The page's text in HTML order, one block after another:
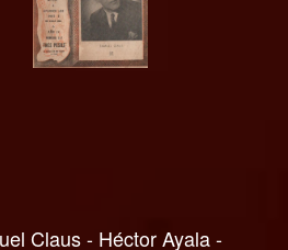
Claus - Héctor Ayala -